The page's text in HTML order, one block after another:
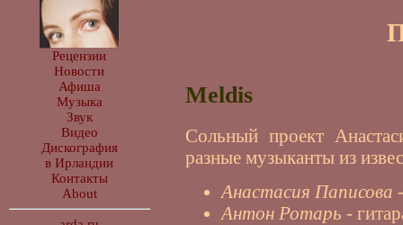
Рецензии
Новости
Афиша
Музыка
Звук
Видео
Дискография
в Ирландии
Контакты
About
Meldis
Сольный проект
разные музыканты из
Анастасия Паписова
Антон Ротарь -